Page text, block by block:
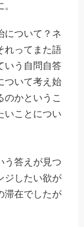
について？ネ
れってまた語
いう自問自答
ついて考え始
のかというこ
いことについ
う答えが見つ
ジしたい欲が
滞在でしたが